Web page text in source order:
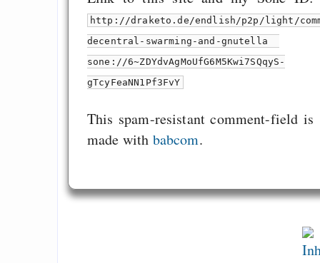
http://draketo.de/endlish/p2p/light/
decentral-swarming-and-gnutella
sone://6~ZDYdvAgMoUfG6M5Kwi7SQqyS-
gTcyFeaNN1Pf3FvY
This spam-resistant comment-field is
made with babcom.
Die Anstalt
Richtige in einer
Welt